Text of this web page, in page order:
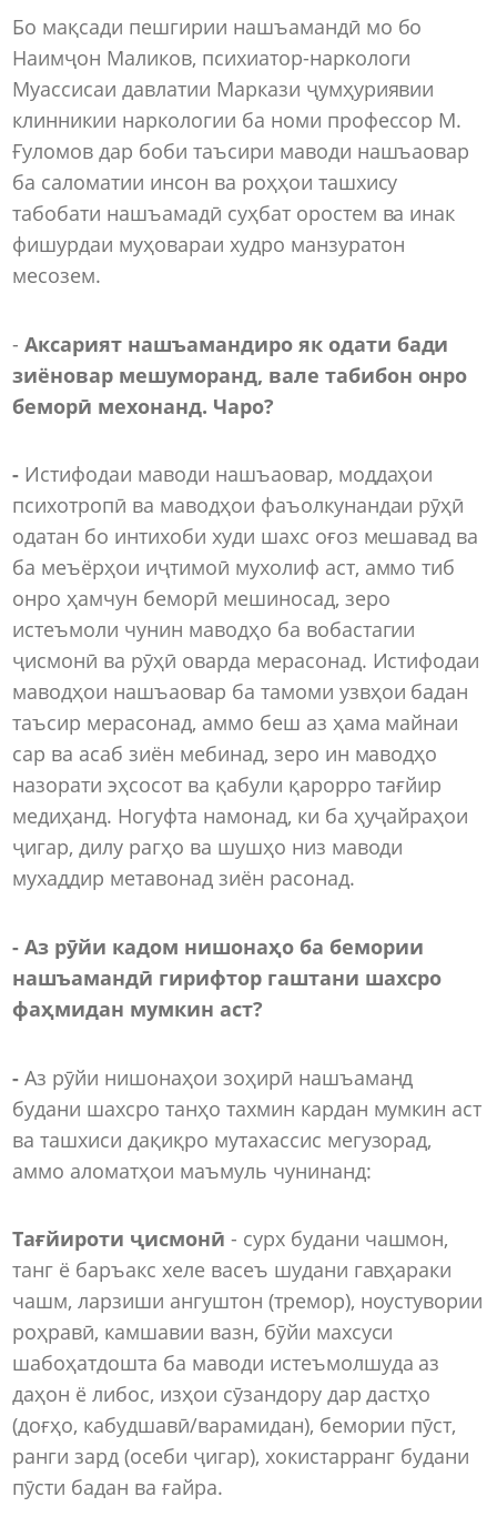
Бо мақсади пешгирии нашъамандӣ мо бо
Наимҷон Маликов, психиатор-наркологи
Муассисаи давлатии Маркази ҷумҳуриявии
клинникии наркологии ба номи профессор М.
Ғуломов дар боби таъсири маводи нашъаовар
ба саломатии инсон ва роҳҳои ташхису
табобати нашъамадӣ суҳбат оростем ва инак
фишурдаи муҳовараи худро манзуратон
месозем.
-Аксарият нашъамандиро як одати бади
зиёновар мешуморанд, вале табибон онро
беморӣ мехонанд. Чаро?
- Истифодаи маводи нашъаовар, моддаҳои
психотропӣ ва маводҳои фаъолкунандаи рӯҳӣ
одатан бо интихоби худи шахс оғоз мешавад ва
ба меъёрҳои иҷтимоӣ мухолиф аст, аммо тиб
онро ҳамчун беморӣ мешиносад, зеро
истеъмоли чунин маводҳо ба вобастагии
ҷисмонӣ ва рӯҳӣ оварда мерасонад. Истифодаи
маводҳои нашъаовар ба тамоми узвҳои бадан
таъсир мерасонад, аммо беш аз ҳама майнаи
сар ва асаб зиён мебинад, зеро ин маводҳо
назорати эҳсосот ва қабули қарорро тағйир
медиҳанд. Ногуфта намонад, ки ба ҳуҷайраҳои
ҷигар, дилу рагҳо ва шушҳо низ маводи
мухаддир метавонад зиён расонад.
- Аз рӯйи кадом нишонаҳо ба бемории
нашъамандӣ гирифтор гаштани шахсро
фаҳмидан мумкин аст?
-Аз рӯйи нишонаҳои зоҳирӣ нашъаманд
будани шахсро танҳо тахмин кардан мумкин аст
ва ташхиси дақиқро мутахассис мегузорад,
аммо аломатҳои маъмуль чунинанд:
Тағйироти ҷисмонӣ - сурх будани чашмон,
танг ё баръакс хеле васеъ шудани гавҳараки
чашм, ларзиши ангуштон (тремор), ноустувории
роҳравӣ, камшавии вазн, бӯйи махсуси
шабоҳатдошта ба маводи истеъмолшуда аз
даҳон ё либос, изҳои сӯзандору дар дастҳо
(доғҳо, кабудшавӣ/варамидан), бемории пӯст,
ранги зард (осеби ҷигар), хокистарранг будани
пӯсти бадан ва ғайра.